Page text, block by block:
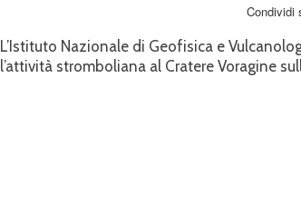
Condividi
L’Istituto Nazionale di Geofisica e
l’attività stromboliana al Cratere Voragine